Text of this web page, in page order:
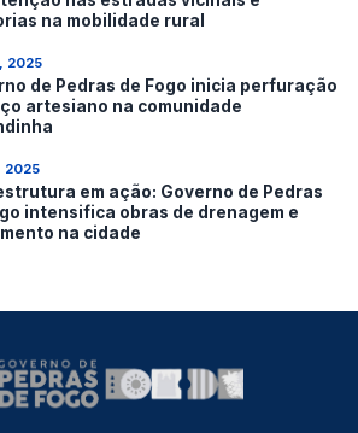
na mobilidade rural
2025
de Pedras de Fogo inicia perfuração
artesiano na comunidade
2025
em ação: Governo de Pedras
intensifica obras de drenagem e
na cidade